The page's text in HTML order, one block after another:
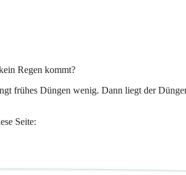
Regen kommt?
frühes Düngen wenig. Dann liegt der
Seite: